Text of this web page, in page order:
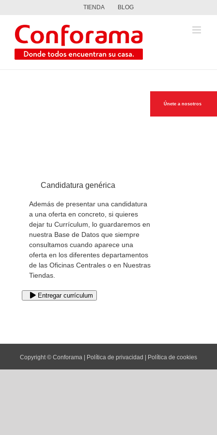
contenido
TIENDA BLOG
Únete a nosotros
Candidatura genérica
Además de presentar una candidatura
a una oferta en concreto, si quieres
dejar tu Currículum, lo guardaremos en
nuestra Base de Datos que siempre
consultamos cuando aparece una
oferta en los diferentes departamentos
de las Oficinas Centrales o en Nuestras
Tiendas.
Entregar currículum
Copyright © Conforama | Política de privacidad Política de cookies